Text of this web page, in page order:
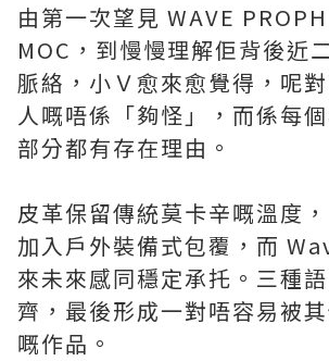
由第一次望見 WAVE
MOC，到慢慢理解佢背後近
脈絡，小Ｖ愈來愈覺得，呢
人嘅唔係「夠怪」，而係每
部分都有存在理由。
皮革保留傳統莫卡辛嘅溫度
加入戶外裝備式包覆，而
來未來感同穩定承托。三種
齊，最後形成一對唔容易被
嘅作品。